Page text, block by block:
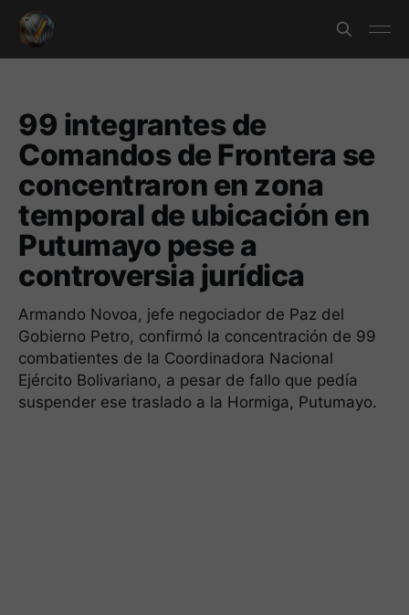
99 integrantes de
Comandos de Frontera se
concentraron en zona
temporal de ubicación en
Putumayo pese a
controversia jurídica
Armando Novoa, jefe negociador de Paz del
Gobierno Petro, confirmó la concentración de 99
combatientes de la Coordinadora Nacional
Ejército Bolivariano, a pesar de fallo que pedía
suspender ese traslado a la Hormiga, Putumayo.